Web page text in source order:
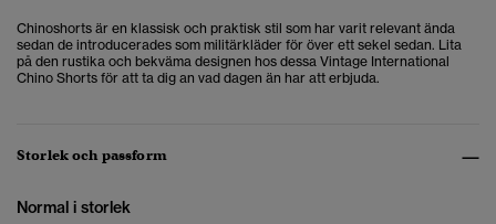
Chinoshorts är en klassisk och praktisk stil som har varit relevant ända
sedan de introducerades som militärkläder för över ett sekel sedan. Lita
på den rustika och bekväma designen hos dessa Vintage International
Chino Shorts för att ta dig an vad dagen än har att erbjuda.
Storlek och passform
Normal i storlek